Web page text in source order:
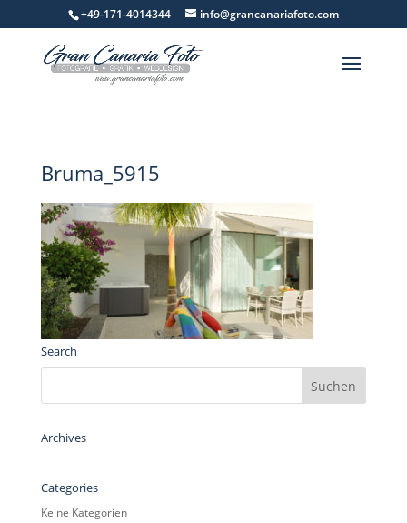
+49-171-4014344 info@grancanariafoto.com
Bruma_5915
Search
Archives
Categories
Keine Kategorien